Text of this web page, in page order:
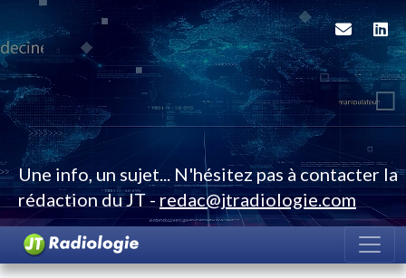
Une info, un sujet... N'hésitez pas à contacter la
rédaction du JT -redac@jtradiologie.com